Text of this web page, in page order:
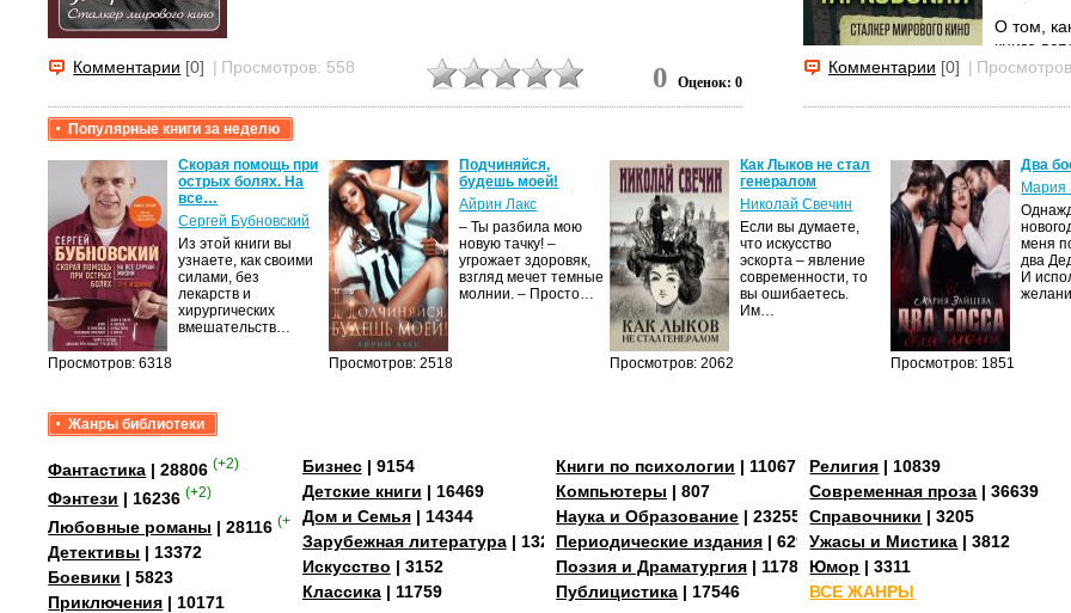
Комментарии [0] | Просмотров: 558 0 Оценок: 0
О том,
книге
Андрей
Бурляев,
Комментарии [0] |
Популярные книги за неделю
Просмотров: 6318
Скорая помощь при
острых болях. На
все…
Сергей Бубновский
Из этой книги вы
узнаете, как своими
силами, без
лекарств и
хирургических
вмешательств…
Просмотров: 2518
Подчиняйся,
будешь моей!
Айрин Лакс
– Ты разбила мою
новую тачку! –
угрожает здоровяк,
взгляд мечет темные
молнии. – Просто…
Просмотров: 2062
Как Лыков не стал
генералом
Николай Свечин
Если вы думаете,
что искусство
эскорта – явление
современности, то
вы ошибаетесь.
Им…
Просмотров: 1851
Два
Мария
меня
два
И
Жанры библиотеки
Фантастика | 28806 (+2)
Фэнтези | 16236 (+2)
Любовные романы | 28116 (+4)
Детективы | 13372
Боевики | 5823
Приключения | 10171
Бизнес| 9154
Детские книги | 16469
Дом и Семья| 14344
Зарубежная литература| 13273
Искусство | 3152
Классика| 11759
Книги по психологии | 11067
Компьютеры | 807
Наука и Образование | 23255
Периодические издания | 629
Поэзия и Драматургия | 11784
Публицистика | 17546
Религия | 10839
Современная проза | 36639
Справочники | 3205
Ужасы и Мистика | 3812
Юмор | 3311
ВСЕ ЖАНРЫ